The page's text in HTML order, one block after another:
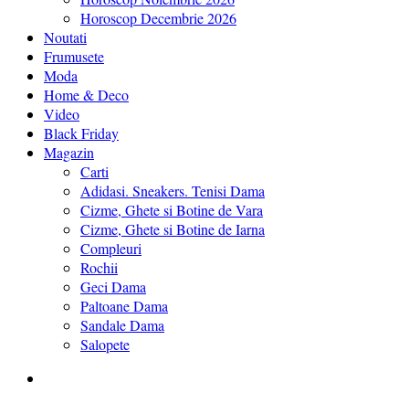
Horoscop Decembrie 2026
Noutati
Frumusete
Moda
Home & Deco
Video
Black Friday
Magazin
Carti
Adidasi. Sneakers. Tenisi Dama
Cizme, Ghete si Botine de Vara
Cizme, Ghete si Botine de Iarna
Compleuri
Rochii
Geci Dama
Paltoane Dama
Sandale Dama
Salopete